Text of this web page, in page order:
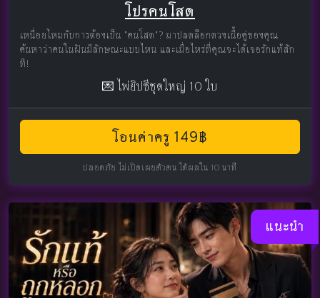
โปรคนโสด
เหนื่อยไหมกับการต้องเป็น "คนโสด"? มาปลดล็อกดวงเนื้อคู่ของคุณ
ค้นหาว่าคนในฝันมีลักษณะแบบไหน และเมื่อไหร่ที่คุณจะได้เจอรักแท้สัก
ที!
💌 ไพ่ยิปซีชุดใหญ่ 10 ใบ
โอนค่าครู 149฿
ปลอดภัย ไม่เปิดเผยตัวตน ได้ผลใน 10 นาที
แนะนำ